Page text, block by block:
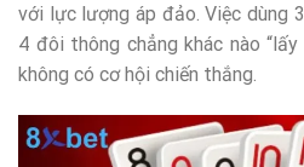
với lực lượng áp đảo. Việc dùng
4 đôi thông chẳng khác nào
không có cơ hội chiến thắng.